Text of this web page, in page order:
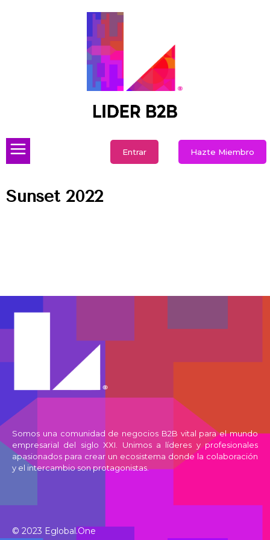
Entrar Hazte Miembro
Sunset 2022
Somos una comunidad de negocios B2B vital para el mundo
empresarial del siglo XXI. Unimos a líderes y profesionales
apasionados para crear un ecosistema donde la colaboración
y el intercambio son protagonistas.
© 2023 Eglobal.One